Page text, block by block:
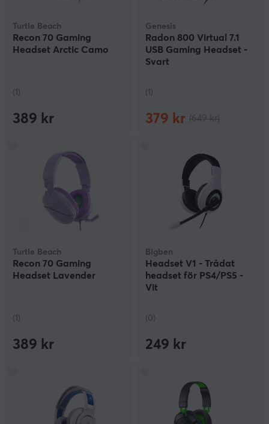
Turtle Beach
Recon 70 Gaming
Headset Arctic Camo
(1)
389 kr
Genesis
Radon 800 Virtual 7.1
USB Gaming Headset -
Svart
(1)
379 kr
Turtle Beach
Recon 70 Gaming
Headset Lavender
(1)
389 kr
Bigben
Headset V1 - Trådat
headset för PS4/PS5 -
Vit
(0)
249 kr